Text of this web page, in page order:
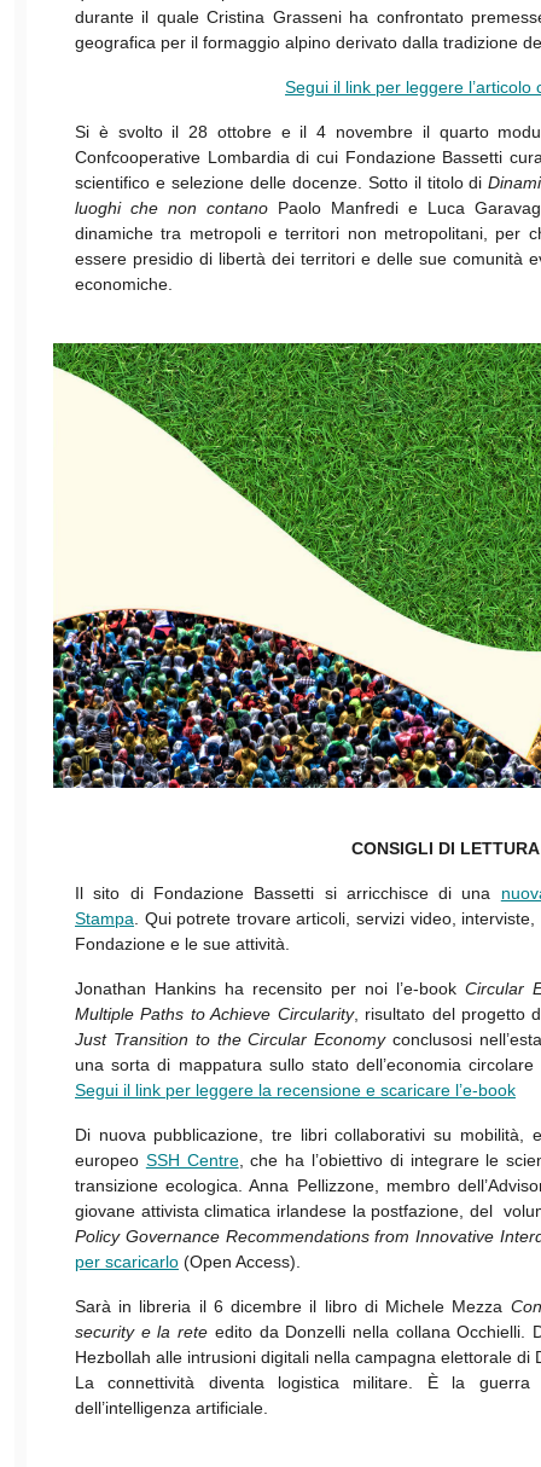
durante il quale Cristina Grasseni ha confrontato
geografica per il formaggio alpino derivato dalla tradizione
Segui il link per leggere l’articolo
Si è svolto il 28 ottobre e il 4 novembre il quarto
Confcooperative Lombardia di cui Fondazione Bassetti
scientifico e selezione delle docenze. Sotto il titolo di
luoghi che non contano Paolo Manfredi e Luca
dinamiche tra metropoli e territori non metropolitani, per
essere presidio di libertà dei territori e delle sue comunità
economiche.
CONSIGLI DI LETTURA
Il sito di Fondazione Bassetti si arricchisce di una
Stampa . Qui potrete trovare articoli, servizi video,
Fondazione e le sue attività.
Jonathan Hankins ha recensito per noi l’e-book Circular
Multiple Paths to Achieve Circularity, risultato del progetto
Just Transition to the Circular Economyconclusosi
una sorta di mappatura sullo stato dell’economia
Segui il link per leggere la recensione e scaricare l’e-book
Di nuova pubblicazione, tre libri collaborativi su mobilità,
europeo SSH Centre, che ha l’obiettivo di integrare le
transizione ecologica. Anna Pellizzone, membro
giovane attivista climatica irlandese la postfazione, del
Policy Governance Recommendations from Innovative
per scaricarlo (Open Access).
Sarà in libreria il 6 dicembre il libro di Michele Mezza
security e la rete edito da Donzelli nella collana Occhielli.
Hezbollah alle intrusioni digitali nella campagna elettorale di
La connettività diventa logistica militare. È la guerra
dell’intelligenza artificiale.